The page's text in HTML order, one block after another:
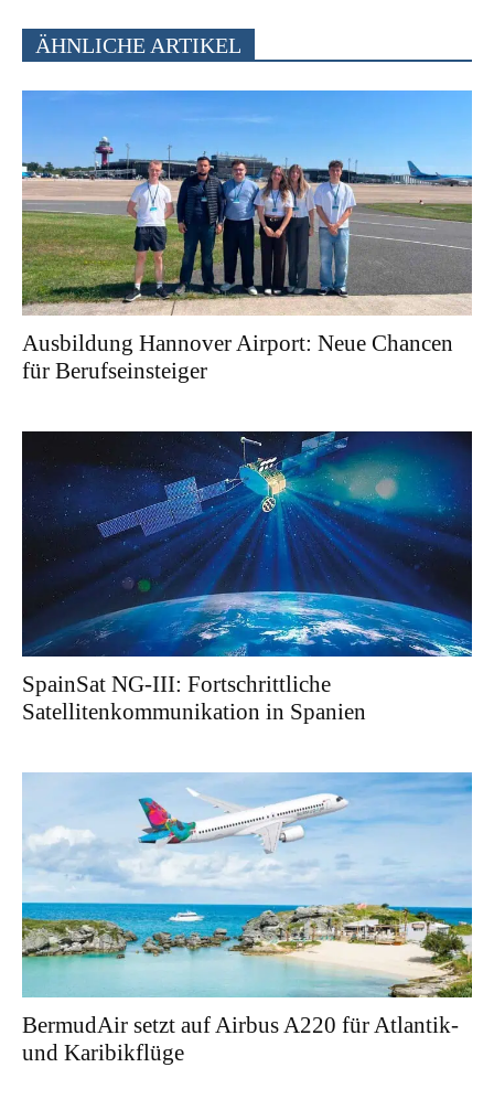
ÄHNLICHE ARTIKEL
Ausbildung Hannover Airport: Neue Chancen
für Berufseinsteiger
SpainSat NG-III: Fortschrittliche
Satellitenkommunikation in Spanien
BermudAir setzt auf Airbus A220 für Atlantik-
und Karibikflüge